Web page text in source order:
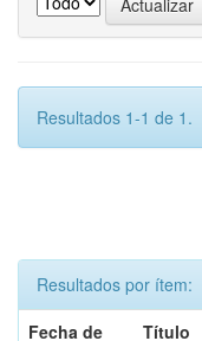
Resultados 1-1 de 1.
Resultados por ítem:
Fecha de
Título